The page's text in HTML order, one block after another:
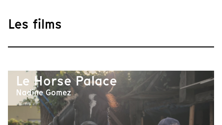
Les films
Le Horse Palace
Nadine Gomez